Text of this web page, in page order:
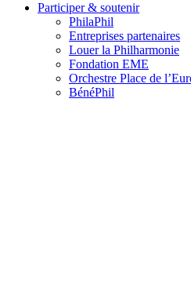
Participer & soutenir
PhilaPhil
Entreprises partenaires
Louer la Philharmonie
Fondation EME
Orchestre Place de
BénéPhil